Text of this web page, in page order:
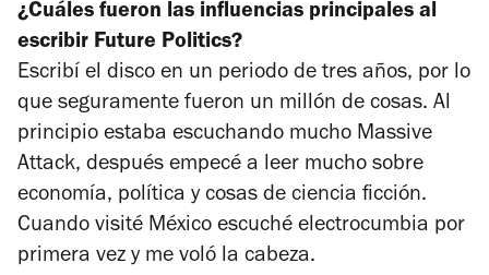
¿Cuáles fueron las influencias principales al
escribir Future Politics?
Escribí el disco en un periodo de tres años, por lo
que seguramente fueron un millón de cosas. Al
principio estaba escuchando mucho Massive
Attack, después empecé a leer mucho sobre
economía, política y cosas de ciencia ficción.
Cuando visité México escuché electrocumbia por
primera vez y me voló la cabeza.